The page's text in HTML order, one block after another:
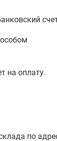
на оплату.
по